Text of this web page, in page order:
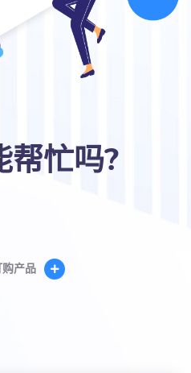
帮忙吗?
产品